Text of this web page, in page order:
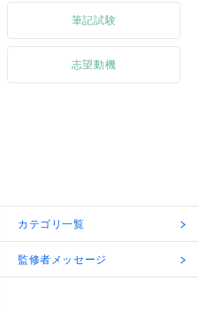
筆記試験
志望動機
カテゴリ一覧
監修者メッセージ